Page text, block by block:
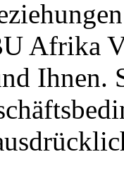
Afrika
Ihnen.